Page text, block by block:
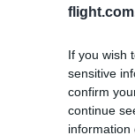
If you wish
sensitive
confirm
continue
information
με
σε